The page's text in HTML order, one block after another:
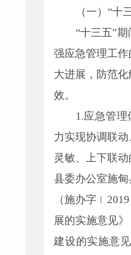
（一） “十
“十三五”
强应急管理工作
大进展，防范
效。
1.应急管理
力实现协调联
灵敏、上下联
县委办公室施
（施办字﹝ 2019
展的实施意见》
建设的实施意